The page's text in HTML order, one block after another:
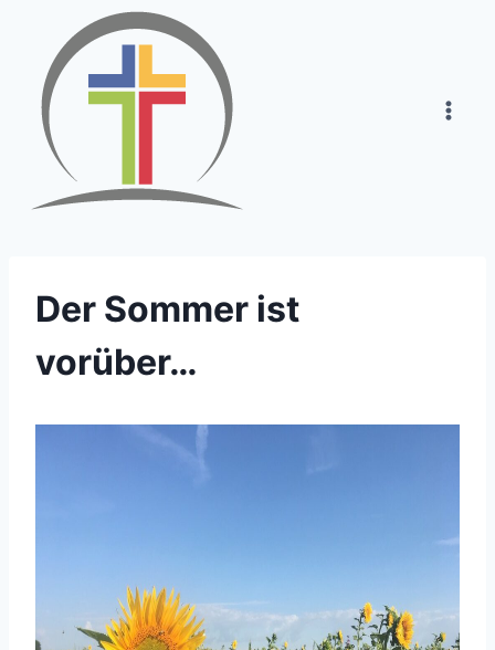
springen
Der Sommer ist
vorüber…